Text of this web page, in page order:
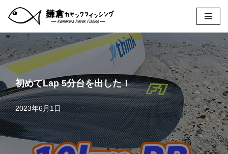
ン
テ
ン
ツ
ス
キ
ッ
プ
初めてLap 5分台を出した！
2023年6月1日